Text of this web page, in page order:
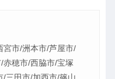
宮市/洲本市/芦屋市/
赤穂市/西脇市/宝塚
/三田市/加西市/篠山